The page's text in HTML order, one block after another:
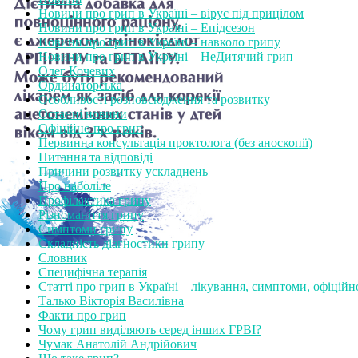
Новини про грип в Україні – вірус під прицілом
Новини про грип в Україні – Епідсезон
Новини про грип в Україні – навколо грипу
Новини про грип в Україні – НеДитячий грип
Олег Кочевих
Ординаторська
Особливості розповсюдження та розвитку
Останні новини
Офіційно про грип
Первинна консультація проктолога (без аноскопії)
Питання та відповіді
Причини розвитку ускладнень
Про наболіле
Профілактика грипу
Різноманіття грипу
Симптоми грипу
Складність діагностики грипу
Словник
Специфічна терапія
Статті про грип в Україні – лікування, симптоми,
Талько Вікторія Василівна
Факти про грип
Чому грип виділяють серед інших ГРВІ?
Чумак Анатолій Андрійович